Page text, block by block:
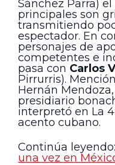
Sánchez Parra)
principales son
transmitiendo
espectador. En
personajes de
competentes e
pasa con Carlos
Pirrurris).
Hernán
presidiario
interpretó en La
acento cubano.
Continúa leyendo:
una vez en